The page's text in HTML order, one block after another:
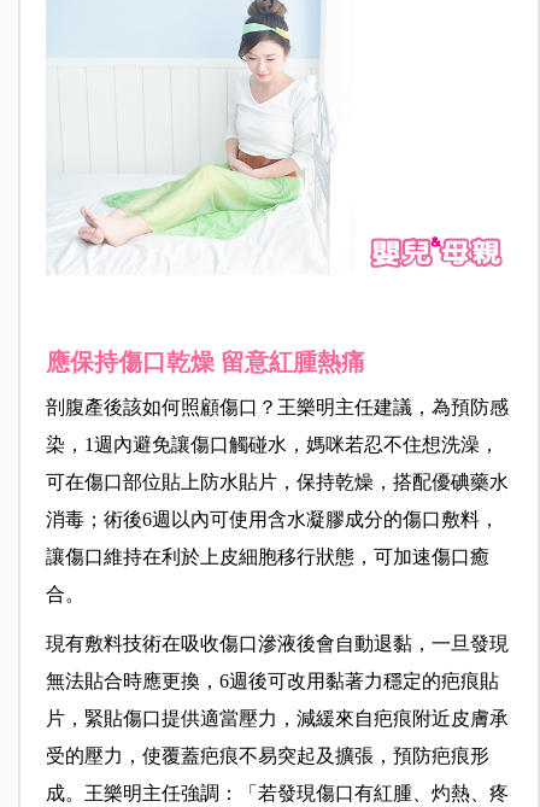
應保持傷口乾燥 留意紅腫熱痛
剖腹產後該如何照顧傷口？ 王樂明主任建議，為預防感
染，1週內避免讓傷口觸碰水，媽咪若忍不住想洗澡，
可在傷口部位貼上防水貼片，保持乾燥，搭配優碘藥水
消毒； 術後6週以內可使用含水凝膠成分的傷口敷料，
讓傷口維持在利於上皮細胞移行狀態，可加速傷口癒
合。
現有敷料技術在吸收傷口滲液後會自動退黏，一旦發現
無法貼合時應更換，6週後可改用黏著力穩定的疤痕貼
片，緊貼傷口提供適當壓力，減緩來自疤痕附近皮膚承
受的壓力，使覆蓋疤痕不易突起及擴張，預防疤痕形
成。 王樂明主任強調：「若發現傷口有紅腫、灼熱、疼